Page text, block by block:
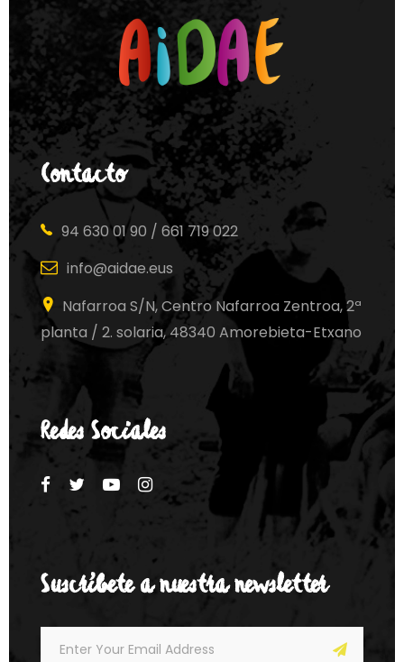
Contacto
94 630 01 90 / 661 719 022
info@aidae.eus
Nafarroa S/N, Centro Nafarroa Zentroa, 2ª
planta / 2. solaria, 48340 Amorebieta-Etxano
Redes Sociales
Suscríbete a nuestra newsletter